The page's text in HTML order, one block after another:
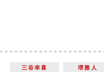
三谷幸喜 堺雅人